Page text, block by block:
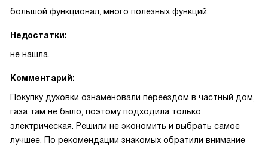
большой функционал, много полезных функций.
Недостатки:
не нашла.
Комментарий:
Покупку духовки ознаменовали переездом в частный дом,
газа там не было, поэтому подходила только
электрическая. Решили не экономить и выбрать самое
лучшее. По рекомендации знакомых обратили внимание